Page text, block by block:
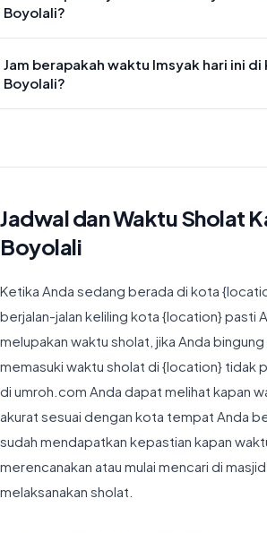
Boyolali?
Jam berapakah waktu Imsyak hari ini
Boyolali?
Jadwal dan Waktu Sholat
Boyolali
Ketika Anda sedang berada di kota
berjalan-jalan keliling kota {location} pasti
melupakan waktu sholat, jika Anda bingung
memasuki waktu sholat di {location} tidak
di umroh.com Anda dapat melihat kapan
akurat sesuai dengan kota tempat Anda
sudah mendapatkan kepastian kapan
merencanakan atau mulai mencari di
melaksanakan sholat.